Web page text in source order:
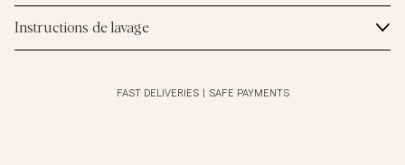
Instructions de lavage
FAST DELIVERIES SAFE PAYMENTS